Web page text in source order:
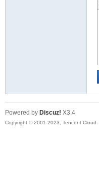
Bo
Powered by Discuz! X3.4
Copyright © 2001-2023, Tencent Cloud.